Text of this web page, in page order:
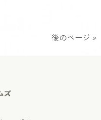
後のページ »